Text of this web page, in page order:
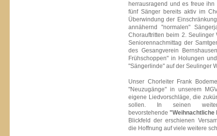
herrausragend und es freue
fünf Sänger bereits aktiv im
Überwindung der
annähernd "normalen"
Chorauftritten beim 2. Seulinger
Seniorennachmittag der
des Gesangverein
Frühschoppen" in Holungen
"Sängerlinde" auf der Seulinger
Unser Chorleiter Frank
"Neuzugänge" in unserem
eigene Liedvorschläge, die
sollen. In seinen
bevorstehende "Weihnachtliche
Blickfeld der erschienen
die Hoffnung auf viele weitere